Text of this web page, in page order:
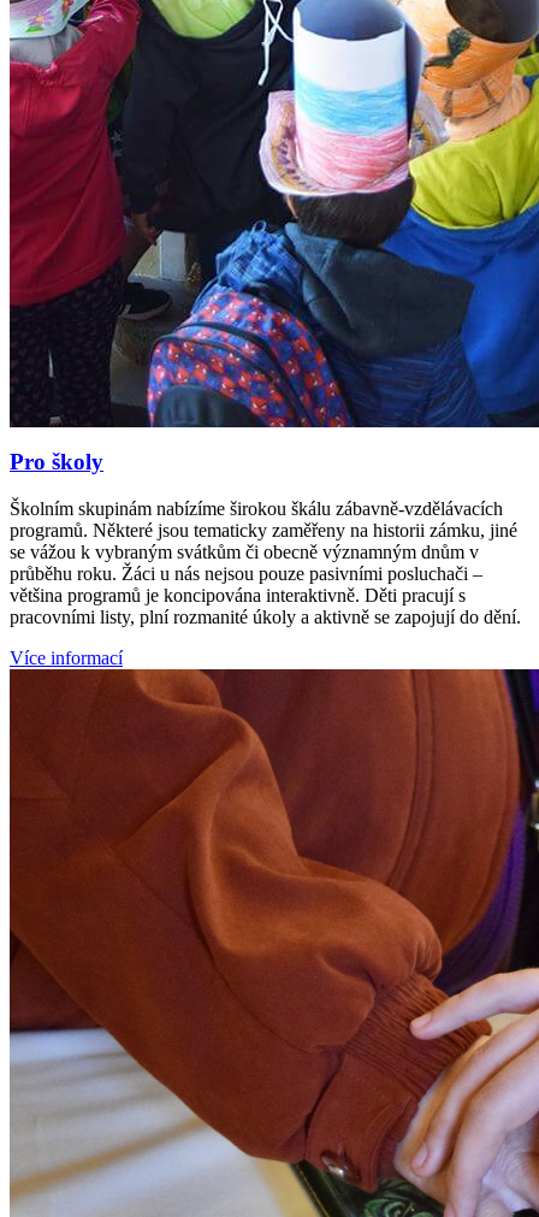
Pro školy
Školním skupinám nabízíme širokou škálu zábavně-vzdělávacích
programů. Některé jsou tematicky zaměřeny na historii zámku, jiné
se vážou k vybraným svátkům či obecně významným dnům v
průběhu roku. Žáci u nás nejsou pouze pasivními posluchači –
většina programů je koncipována interaktivně. Děti pracují s
pracovními listy, plní rozmanité úkoly a aktivně se zapojují do dění.
Více informací